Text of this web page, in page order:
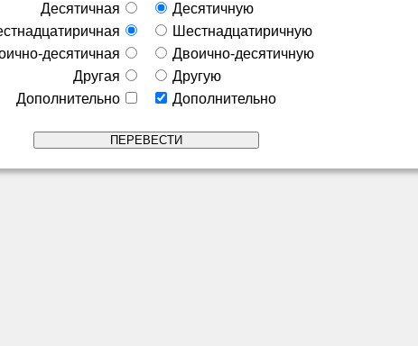
Десятичная
десятичная
Другая
Дополнительно
Десятичную
Шестнадцатиричную
Двоично-десятичную
Другую
Дополнительно